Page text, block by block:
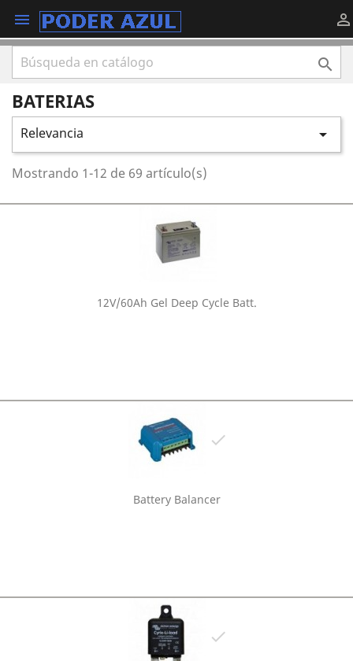
 

BATERIAS
Relevancia 
Mostrando 1-12 de 69 artículo(s)
12V/60Ah Gel Deep Cycle Batt.

Battery Balancer
